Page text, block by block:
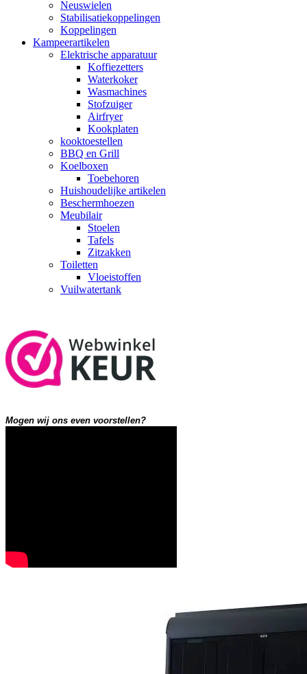
Neuswielen
Stabilisatiekoppelingen
Koppelingen
Kampeerartikelen
Elektrische apparatuur
Koffiezetters
Waterkoker
Wasmachines
Stofzuiger
Airfryer
Kookplaten
kooktoestellen
BBQ en Grill
Koelboxen
Toebehoren
Huishoudelijke artikelen
Beschermhoezen
Meubilair
Stoelen
Tafels
Zitzakken
Toiletten
Vloeistoffen
Vuilwatertank
Mogen wij ons even voorstellen?